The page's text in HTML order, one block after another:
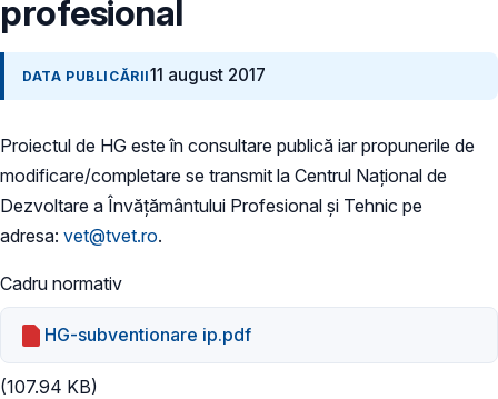
profesional
DATA PUBLICĂRII11 august 2017
Proiectul de HG este în consultare publică iar propunerile de
modificare/completare se transmit la Centrul Național de
Dezvoltare a Învățământului Profesional și Tehnic pe
adresa: vet@tvet.ro.
Cadru normativ
HG-subventionare ip.pdf
(107.94 KB)